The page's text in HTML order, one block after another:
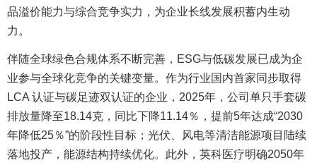
品溢价能力与综合竞争实力，为企业长线发展积蓄内生动
力。
伴随全球绿色合规体系不断完善，ESG与低碳发展已成为企
业参与全球化竞争的关键变量。作为行业国内首家同步取得
LCA 认证与碳足迹双认证的企业，2025年，公司单只手套碳
排放量降至18.14克，同比下降11.14％，提前5年达成“2030
年降低25％”的阶段性目标；光伏、风电等清洁能源项目陆续
落地投产，能源结构持续优化。此外，英科医疗明确2050年